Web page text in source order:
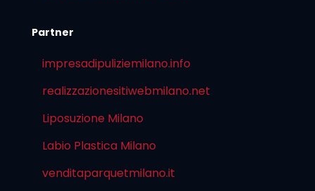
Partner
impresadipuliziemilano.info
realizzazionesitiwebmilano.net
Liposuzione Milano
Labio Plastica Milano
venditaparquetmilano.it